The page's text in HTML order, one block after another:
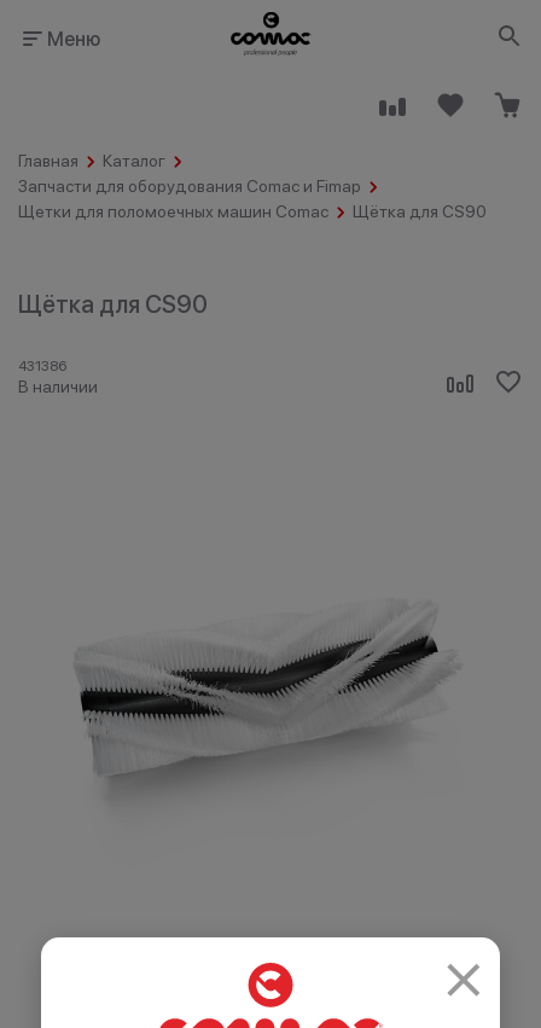
Меню
Главная
Каталог
Запчасти для оборудования Comac и Fimap
Щетки для поломоечных машин Comac
Щётка для CS90
Щётка для CS90
431386
В наличии
Промышленность
общественного
Салоны красоты
и спортзалы
Автомобильная
промышленность
×